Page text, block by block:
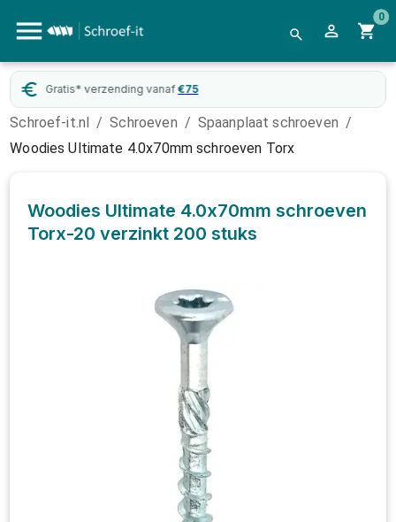
0
Gratis* verzending vanaf €75
Schroef-it.nl / Schroeven / Spaanplaat schroeven /
Woodies Ultimate 4.0x70mm schroeven Torx
Woodies Ultimate 4.0x70mm schroeven
Torx-20 verzinkt 200 stuks